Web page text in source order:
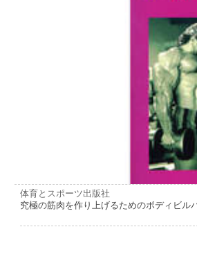
体育とスポーツ出版社
究極の筋肉を作り上げるためのボディビル